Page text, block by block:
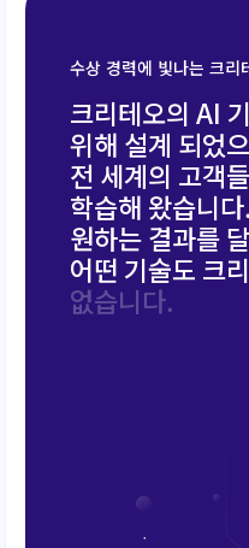
수상 경력에 빛나는 크리
크리테오의 AI 기
위해 설계 되었으
전 세계의 고객들
학습해 왔습니다.
원하는결과를달
어떤 기술도 크리
없습니다.